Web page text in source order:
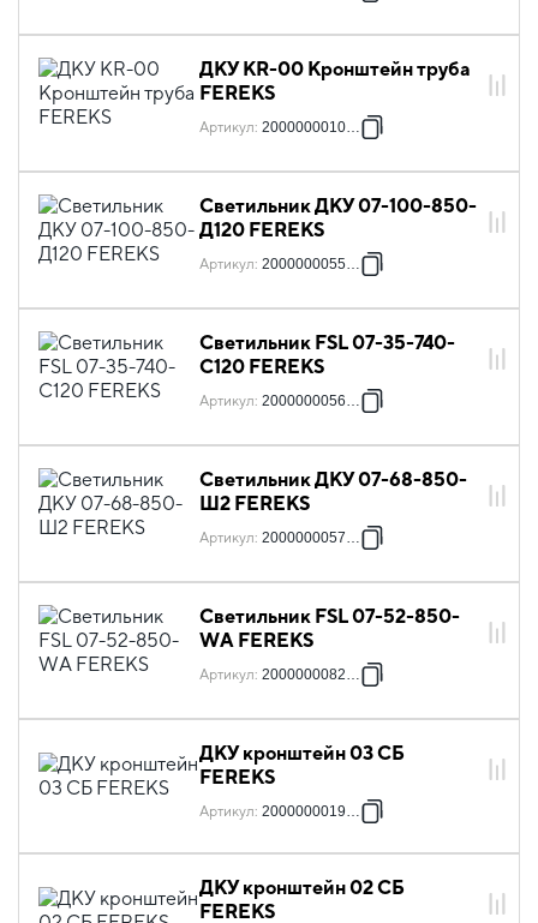
ДКУ KR-00 Кронштейн труба
FEREKS
Артикул: 2000000010779
Светильник ДКУ 07-100-850-
Д120 FEREKS
Артикул: 2000000055596
Светильник FSL 07-35-740-
C120 FEREKS
Артикул: 2000000056722
Светильник ДКУ 07-68-850-
Ш2 FEREKS
Артикул: 2000000057880
Светильник FSL 07-52-850-
WА FEREKS
Артикул: 2000000082813
ДКУ кронштейн 03 СБ
FEREKS
Артикул: 2000000019284
ДКУ кронштейн 02 СБ
FEREKS